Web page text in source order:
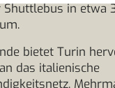
Shuttlebus in etwa
bietet Turin
das italienische